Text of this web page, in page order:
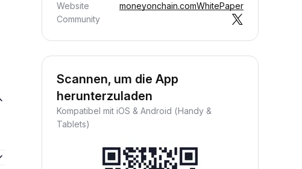
Website moneyonchain.comWhitePaper
Community
Scannen, um die App
herunterzuladen
Kompatibel mit iOS & Android (Handy &
Tablets)